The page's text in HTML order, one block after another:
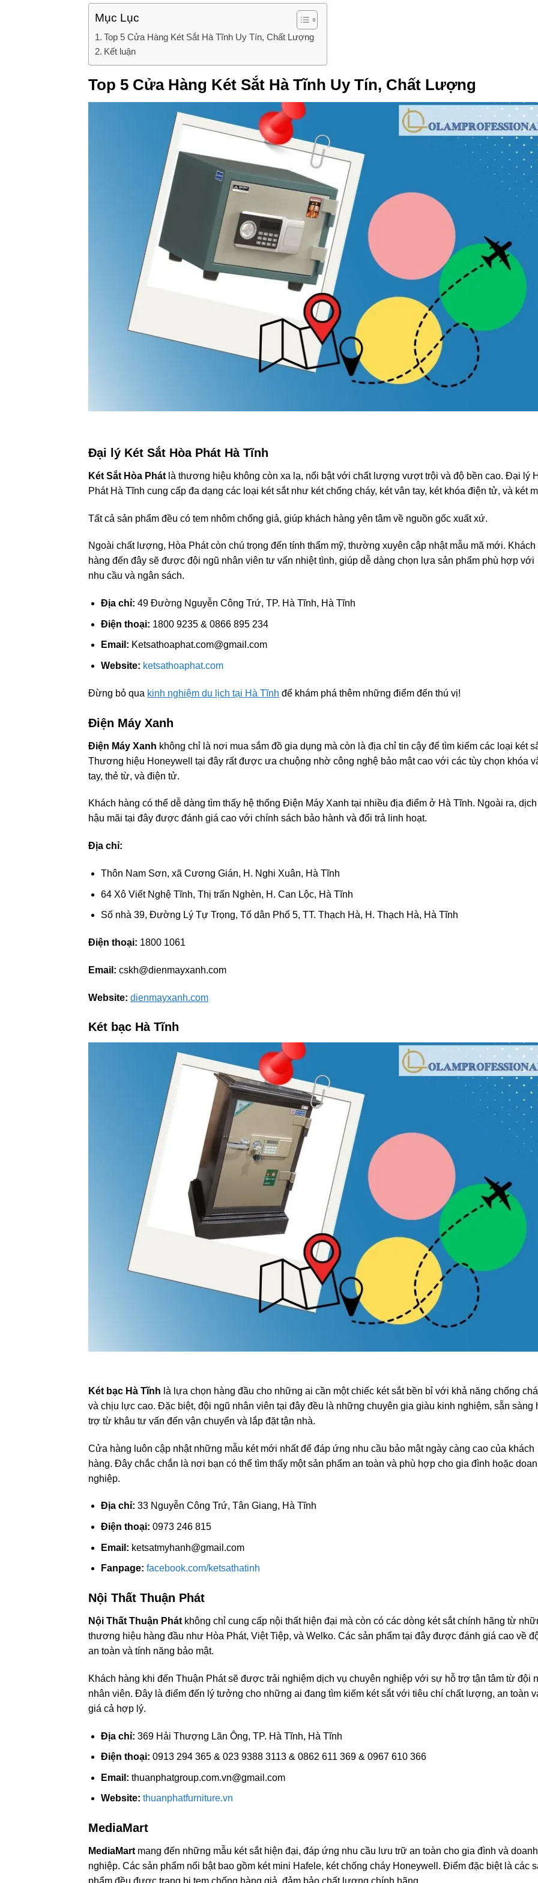
Mục Lục
Top 5 Cửa Hàng Két Sắt Hà Tĩnh Uy Tín, Chất Lượng
Kết luận
Top 5 Cửa Hàng Két Sắt Hà Tĩnh Uy Tín, Chất Lượng
Đại lý Két Sắt Hòa Phát Hà Tĩnh
Két Sắt Hòa Phát là thương hiệu không còn xa lạ, nổi bật với chất lượng vượt trội và độ bền cao. Đại lý
Phát Hà Tĩnh cung cấp đa dạng các loại két sắt như két chống cháy, két vân tay, két khóa điện tử, và két
Tất cả sản phẩm đều có tem nhôm chống giả, giúp khách hàng yên tâm về nguồn gốc xuất xứ.
Ngoài chất lượng, Hòa Phát còn chú trọng đến tính thẩm mỹ, thường xuyên cập nhật mẫu mã mới. Khách
hàng đến đây sẽ được đội ngũ nhân viên tư vấn nhiệt tình, giúp dễ dàng chọn lựa sản phẩm phù hợp với
nhu cầu và ngân sách.
Địa chỉ: 49 Đường Nguyễn Công Trứ, TP. Hà Tĩnh, Hà Tĩnh
Điện thoại: 1800 9235 & 0866 895 234
Email: Ketsathoaphat.com@gmail.com
Website: ketsathoaphat.com
Đừng bỏ qua kinh nghiệm du lịch tại Hà Tĩnh để khám phá thêm những điểm đến thú vị!
Điện Máy Xanh
Điện Máy Xanh không chỉ là nơi mua sắm đồ gia dụng mà còn là địa chỉ tin cậy để tìm kiếm các loại két
Thương hiệu Honeywell tại đây rất được ưa chuộng nhờ công nghệ bảo mật cao với các tùy chọn khóa
tay, thẻ từ, và điện tử.
Khách hàng có thể dễ dàng tìm thấy hệ thống Điện Máy Xanh tại nhiều địa điểm ở Hà Tĩnh. Ngoài ra, dịch
hậu mãi tại đây được đánh giá cao với chính sách bảo hành và đổi trả linh hoạt.
Địa chỉ:
Thôn Nam Sơn, xã Cương Gián, H. Nghi Xuân, Hà Tĩnh
64 Xô Viết Nghệ Tĩnh, Thị trấn Nghèn, H. Can Lộc, Hà Tĩnh
Số nhà 39, Đường Lý Tự Trọng, Tổ dân Phố 5, TT. Thạch Hà, H. Thạch Hà, Hà Tĩnh
Điện thoại: 1800 1061
Email: cskh@dienmayxanh.com
Website: dienmayxanh.com
Két bạc Hà Tĩnh
Két bạc Hà Tĩnh là lựa chọn hàng đầu cho những ai cần một chiếc két sắt bền bỉ với khả năng chống
và chịu lực cao. Đặc biệt, đội ngũ nhân viên tại đây đều là những chuyên gia giàu kinh nghiệm, sẵn sàng
trợ từ khâu tư vấn đến vận chuyển và lắp đặt tận nhà.
Cửa hàng luôn cập nhật những mẫu két mới nhất để đáp ứng nhu cầu bảo mật ngày càng cao của khách
hàng. Đây chắc chắn là nơi bạn có thể tìm thấy một sản phẩm an toàn và phù hợp cho gia đình hoặc
nghiệp.
Địa chỉ: 33 Nguyễn Công Trứ, Tân Giang, Hà Tĩnh
Điện thoại: 0973 246 815
Email: ketsatmyhanh@gmail.com
Fanpage: facebook.com/ketsathatinh
Nội Thất Thuận Phát
Nội Thất Thuận Phát không chỉ cung cấp nội thất hiện đại mà còn có các dòng két sắt chính hãng từ
thương hiệu hàng đầu như Hòa Phát, Việt Tiệp, và Welko. Các sản phẩm tại đây được đánh giá cao về
an toàn và tính năng bảo mật.
Khách hàng khi đến Thuận Phát sẽ được trải nghiệm dịch vụ chuyên nghiệp với sự hỗ trợ tận tâm từ đội
nhân viên. Đây là điểm đến lý tưởng cho những ai đang tìm kiếm két sắt với tiêu chí chất lượng, an toàn
giá cả hợp lý.
Địa chỉ: 369 Hải Thượng Lãn Ông, TP. Hà Tĩnh, Hà Tĩnh
Điện thoại: 0913 294 365 & 023 9388 3113 & 0862 611 369 & 0967 610 366
Email: thuanphatgroup.com.vn@gmail.com
Website: thuanphatfurniture.vn
MediaMart
MediaMart mang đến những mẫu két sắt hiện đại, đáp ứng nhu cầu lưu trữ an toàn cho gia đình và doanh
nghiệp. Các sản phẩm nổi bật bao gồm két mini Hafele, két chống cháy Honeywell. Điểm đặc biệt là các